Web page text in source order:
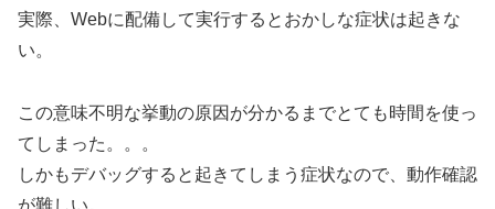
実際、Webに配備して実行するとおかしな症状は起きな
い。
この意味不明な挙動の原因が分かるまでとても時間を使っ
てしまった。。。
しかもデバッグすると起きてしまう症状なので、動作確認